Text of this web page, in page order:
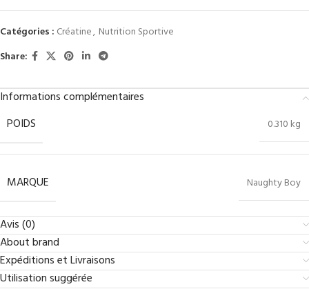
Catégories : Créatine, Nutrition Sportive
Share:
Informations complémentaires
POIDS
0.310 kg
MARQUE Naughty Boy
Avis (0)
About brand
Expéditions et Livraisons
Utilisation suggérée